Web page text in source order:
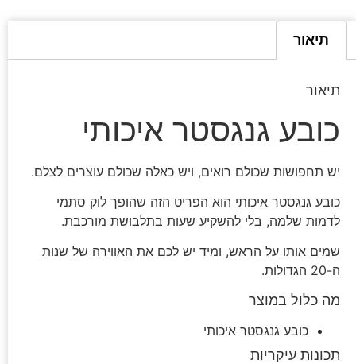
תיאור
תיאור
כובע גנגסטר איכותי
יש תחפושות שכולם רואים, ויש כאלה שכולם עוצרים לצלם.
כובע גנגסטר איכותי הוא הפריט הזה שהופך לוק סתמי
לדמות שלמה, בלי להשקיע שעות בתלבושת מורכבת.
שמים אותו על הראש, ומיד יש לכם את האווירה של שנות
ה-20 הגדולות.
מה כלול במוצר
כובע גנגסטר איכותי
תכונות עיקריות